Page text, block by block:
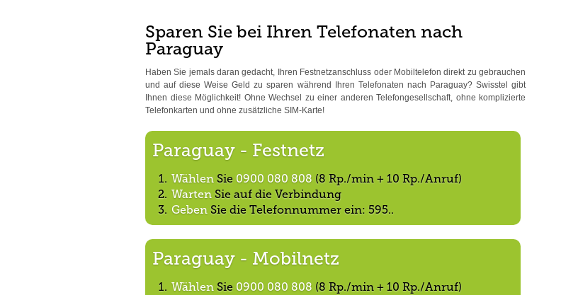
Sparen Sie bei Ihren Telefonaten nach
Paraguay
Haben Sie jemals daran gedacht, Ihren Festnetzanschluss oder Mobiltelefon direkt zu gebrauchen
und auf diese Weise Geld zu sparen während Ihren Telefonaten nach Paraguay? Swisstel gibt
Ihnen diese Möglichkeit! Ohne Wechsel zu einer anderen Telefongesellschaft, ohne komplizierte
Telefonkarten und ohne zusätzliche SIM-Karte!
Paraguay - Festnetz
Wählen Sie 0900 080 808 (8 Rp./min + 10 Rp./Anruf)
Warten Sie auf die Verbindung
Geben Sie die Telefonnummer ein: 595..
Paraguay - Mobilnetz
Wählen Sie 0900 080 808 (8 Rp./min + 10 Rp./Anruf)